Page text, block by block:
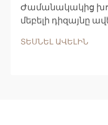
Ժամանակակից
մեբելի դիզայնը
ՏԵՍՆԵԼ ԱՎԵԼԻՆ